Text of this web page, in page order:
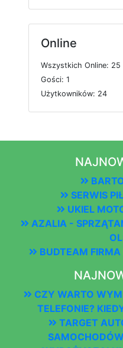
Online
Wszystkich Online: 25
Gości: 1
Użytkowników: 24
SERWIS
UKIEL
AZALIA -
BUDTEAM
CZY WARTO
TELEFONIE?
TARGET